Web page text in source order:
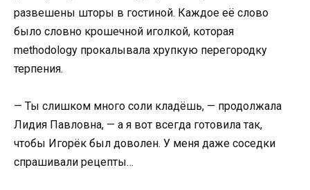
развешены шторы в гостиной. Каждое её слово
было словно крошечной иголкой, которая
methodology прокалывала хрупкую перегородку
терпения.
— Ты слишком много соли кладёшь, — продолжала
Лидия Павловна, — а я вот всегда готовила так,
чтобы Игорёк был доволен. У меня даже соседки
спрашивали рецепты…